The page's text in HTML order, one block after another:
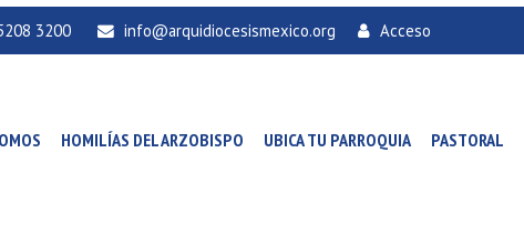
3200 info@arquidiocesismexico.org Acceso
HOMILÍAS DEL ARZOBISPO UBICA TU PARROQUIA PASTORAL